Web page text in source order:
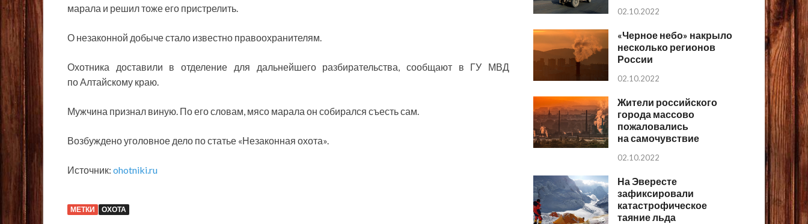
марала и решил тоже его пристрелить.
О незаконной добыче стало известно правоохранителям.
Охотника доставили в отделение для дальнейшего разбирательства, сообщают в ГУ МВД
по Алтайскому краю.
Мужчина признал виную. По его словам, мясо марала он собирался съесть сам.
Возбуждено уголовное дело по статье «Незаконная охота».
Источник: ohotniki.ru
МЕТКИ ОХОТА
02.10.2022
«Черное небо» накрыло
несколько регионов
России
02.10.2022
Жители российского
города массово
пожаловались
на самочувствие
02.10.2022
На Эвересте
зафиксировали
катастрофическое
таяние льда